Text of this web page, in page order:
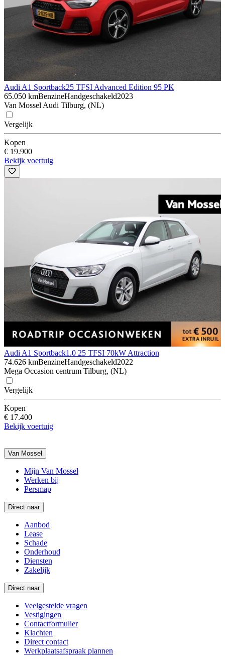
Audi A1 Sportback25 TFSI Advanced Edition 95 PK
65.050 kmBenzineHandgeschakeld2023
Van Mossel Audi Tilburg, (NL)
Vergelijk
Kopen
€ 19.900
Bekijk voertuig
Audi A1 Sportback1.0 25 TFSI 70kW Attraction
74.626 kmBenzineHandgeschakeld2022
Mega Occasion centrum Tilburg, (NL)
Vergelijk
Kopen
€ 17.400
Bekijk voertuig
Van Mossel
Mijn Van Mossel
Werken bij
Persmap
Direct naar
Aanbod
Lease
Schade
Onderhoud
Diensten
Zakelijk
Direct naar
Veelgestelde vragen
Vestigingen
Contactformulier
Klachten
Direct contact
Werkplaatsafspraak plannen